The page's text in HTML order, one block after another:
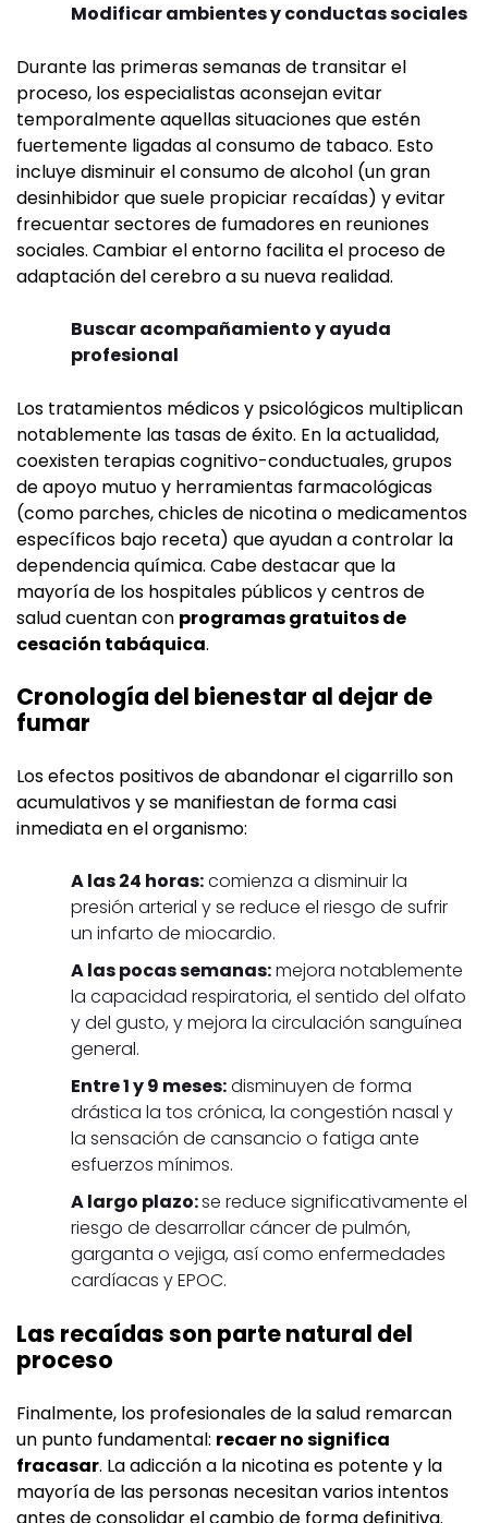
Modificar ambientes y conductas sociales
Durante las primeras semanas de transitar el
proceso, los especialistas aconsejan evitar
temporalmente aquellas situaciones que estén
fuertemente ligadas al consumo de tabaco. Esto
incluye disminuir el consumo de alcohol (un gran
desinhibidor que suele propiciar recaídas) y evitar
frecuentar sectores de fumadores en reuniones
sociales. Cambiar el entorno facilita el proceso de
adaptación del cerebro a su nueva realidad.
Buscar acompañamiento y ayuda
profesional
Los tratamientos médicos y psicológicos multiplican
notablemente las tasas de éxito. En la actualidad,
coexisten terapias cognitivo-conductuales, grupos
de apoyo mutuo y herramientas farmacológicas
(como parches, chicles de nicotina o medicamentos
específicos bajo receta) que ayudan a controlar la
dependencia química. Cabe destacar que la
mayoría de los hospitales públicos y centros de
salud cuentan con programas gratuitos de
cesación tabáquica.
Cronología del bienestar al dejar de
fumar
Los efectos positivos de abandonar el cigarrillo son
acumulativos y se manifiestan de forma casi
inmediata en el organismo:
A las 24 horas:comienza a disminuir la
presión arterial y se reduce el riesgo de sufrir
un infarto de miocardio.
A las pocas semanas:mejora notablemente
la capacidad respiratoria, el sentido del olfato
y del gusto, y mejora la circulación sanguínea
general.
Entre 1 y 9 meses:disminuyen de forma
drástica la tos crónica, la congestión nasal y
la sensación de cansancio o fatiga ante
esfuerzos mínimos.
A largo plazo:se reduce significativamente el
riesgo de desarrollar cáncer de pulmón,
garganta o vejiga, así como enfermedades
cardíacas y EPOC.
Las recaídas son parte natural del
proceso
Finalmente, los profesionales de la salud remarcan
un punto fundamental: recaer no significa
fracasar. La adicción a la nicotina es potente y la
mayoría de las personas necesitan varios intentos